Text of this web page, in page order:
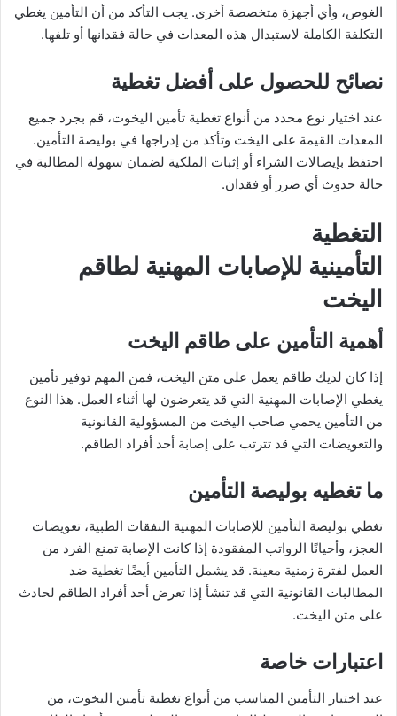
الغوص، وأي أجهزة متخصصة أخرى. يجب التأكد من أن التأمين يغطي
التكلفة الكاملة لاستبدال هذه المعدات في حالة فقدانها أو تلفها.
نصائح للحصول على أفضل تغطية
عند اختيار نوع محدد من أنواع تغطية تأمين اليخوت، قم بجرد جميع
المعدات القيمة على اليخت وتأكد من إدراجها في بوليصة التأمين.
احتفظ بإيصالات الشراء أو إثبات الملكية لضمان سهولة المطالبة في
حالة حدوث أي ضرر أو فقدان.
التغطية
التأمينية للإصابات المهنية لطاقم
اليخت
أهمية التأمين على طاقم اليخت
إذا كان لديك طاقم يعمل على متن اليخت، فمن المهم توفير تأمين
يغطي الإصابات المهنية التي قد يتعرضون لها أثناء العمل. هذا النوع
من التأمين يحمي صاحب اليخت من المسؤولية القانونية
والتعويضات التي قد تترتب على إصابة أحد أفراد الطاقم.
ما تغطيه بوليصة التأمين
تغطي بوليصة التأمين للإصابات المهنية النفقات الطبية، تعويضات
العجز، وأحيانًا الرواتب المفقودة إذا كانت الإصابة تمنع الفرد من
العمل لفترة زمنية معينة. قد يشمل التأمين أيضًا تغطية ضد
المطالبات القانونية التي قد تنشأ إذا تعرض أحد أفراد الطاقم لحادث
على متن اليخت.
اعتبارات خاصة
عند اختيار التأمين المناسب من أنواع تغطية تأمين اليخوت، من